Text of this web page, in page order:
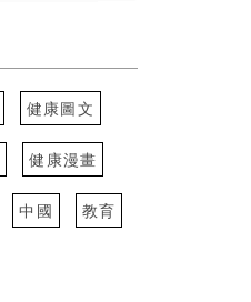
健康圖文
健康漫畫
中國 教育